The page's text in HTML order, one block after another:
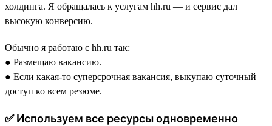
холдинга. Я обращалась к услугам hh.ru — и сервис дал
высокую конверсию.
Обычно я работаю с hh.ru так:
● Размещаю вакансию.
● Если какая-то суперсрочная вакансия, выкупаю суточный
доступ ко всем резюме.
✅ Используем все ресурсы одновременно